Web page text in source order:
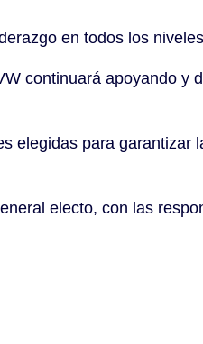
en todos los
continuará apoyando y
elegidas para garantizar
electo, con las